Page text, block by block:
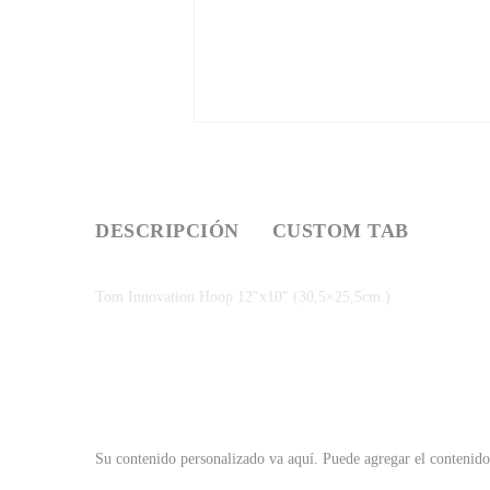
DESCRIPCIÓN CUSTOM TAB
Tom Innovation Hoop 12″x10″ (30,5×25,5cm.)
Su contenido personalizado va aquí. Puede agregar el